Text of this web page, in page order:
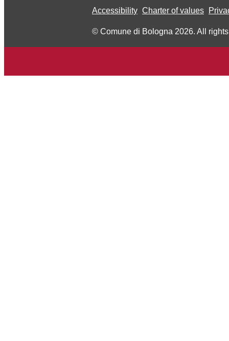
Accessibility Charter of values
© Comune di Bologna 2026. All